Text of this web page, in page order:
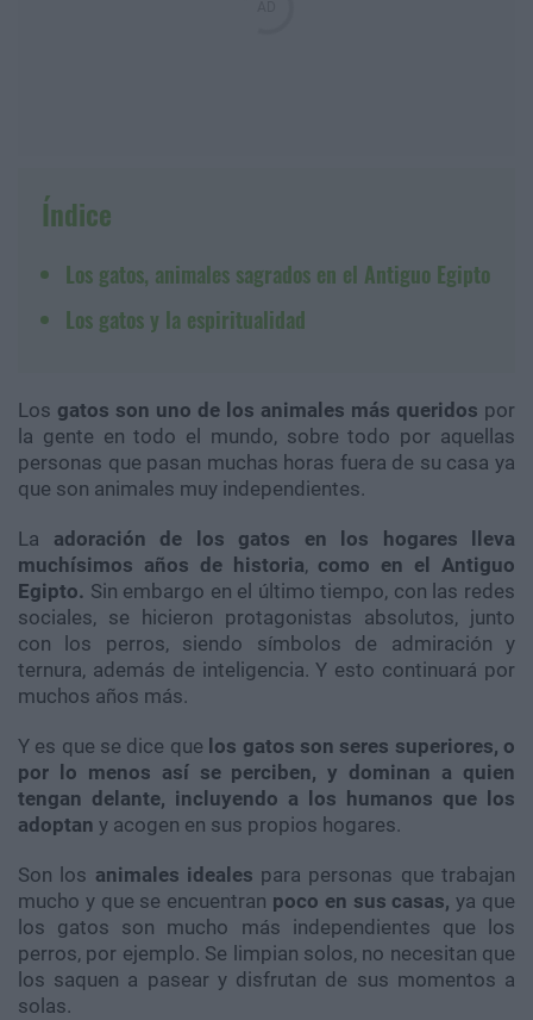
Índice
Los gatos, animales sagrados en el Antiguo Egipto
Los gatos y la espiritualidad
Los gatos son uno de los animales más queridos por
la gente en todo el mundo, sobre todo por aquellas
personas que pasan muchas horas fuera de su casa ya
que son animales muy independientes.
La adoración de los gatos en los hogares lleva
muchísimos años de historia,como en el Antiguo
Egipto. Sin embargo en el último tiempo, con las redes
sociales, se hicieron protagonistas absolutos, junto
con los perros, siendo símbolos de admiración y
ternura, además de inteligencia. Y esto continuará por
muchos años más.
Y es que se dice que los gatos son seres superiores, o
por lo menos así se perciben, y dominan a quien
tengan delante, incluyendo a los humanos que los
adoptan y acogen en sus propios hogares.
Son los animales ideales para personas que trabajan
mucho y que se encuentran poco en sus casas, ya que
los gatos son mucho más independientes que los
perros, por ejemplo. Se limpian solos, no necesitan que
los saquen a pasear y disfrutan de sus momentos a
solas.